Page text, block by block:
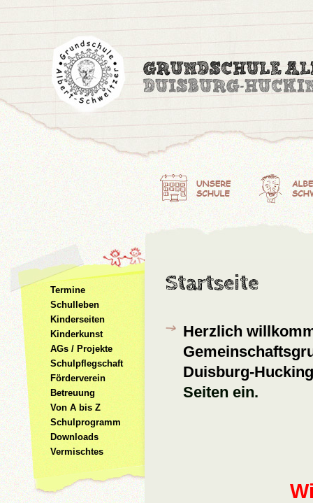
Termine
Schulleben
Kinderseiten
Kinderkunst
AGs / Projekte
Schulpflegschaft
Förderverein
Betreuung
Von A bis Z
Schulprogramm
Downloads
Vermischtes
Startseite
Herzlich
Duisburg-
Seiten ein.
Wir